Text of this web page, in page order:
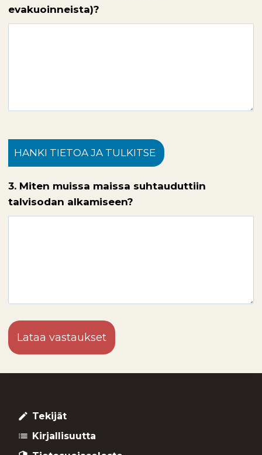
evakuoinneista)?
HANKI TIETOA JA TULKITSE
3. Miten muissa maissa suhtauduttiin
talvisodan alkamiseen?
Lataa vastaukset
create Tekijät
list Kirjallisuutta